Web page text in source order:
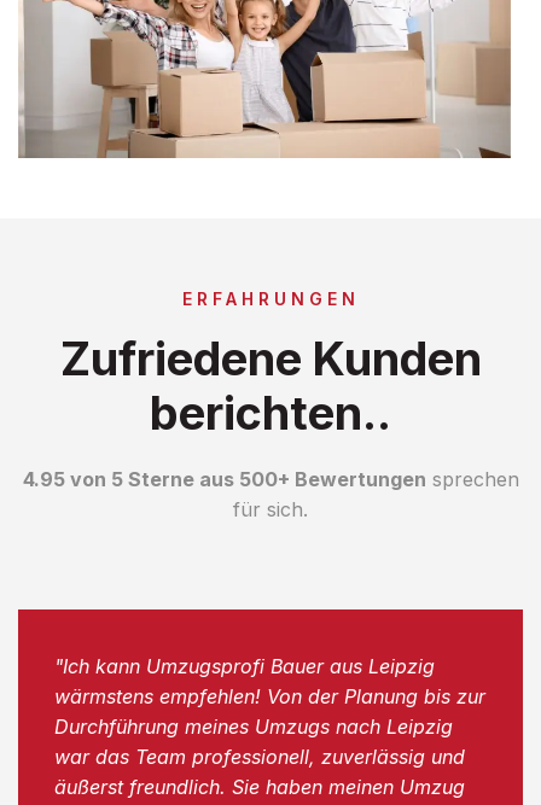
ERFAHRUNGEN
Zufriedene Kunden
berichten..
4.95 von 5 Sterne aus 500+ Bewertungen sprechen
für sich.
"Ich kann Umzugsprofi Bauer aus Leipzig
wärmstens empfehlen! Von der Planung bis zur
Durchführung meines Umzugs nach Leipzig
war das Team professionell, zuverlässig und
äußerst freundlich. Sie haben meinen Umzug